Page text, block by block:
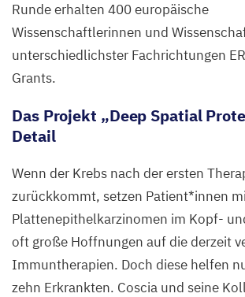
Runde erhalten 400europäische
Wissenschaftlerinnen und
unterschiedlichster Fachrichtungen
Grants.
Das Projekt „Deep Spatial
Detail
Wenn der Krebs nach der ersten
zurückkommt, setzen Patient*innen
Plattenepithelkarzinomen im Kopf-
oft große Hoffnungen auf die derzeit
Immuntherapien. Doch diese helfen
zehn Erkrankten. Coscia und seine